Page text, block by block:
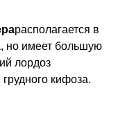
располагается в
но имеет большую
лордоз
кифоза.